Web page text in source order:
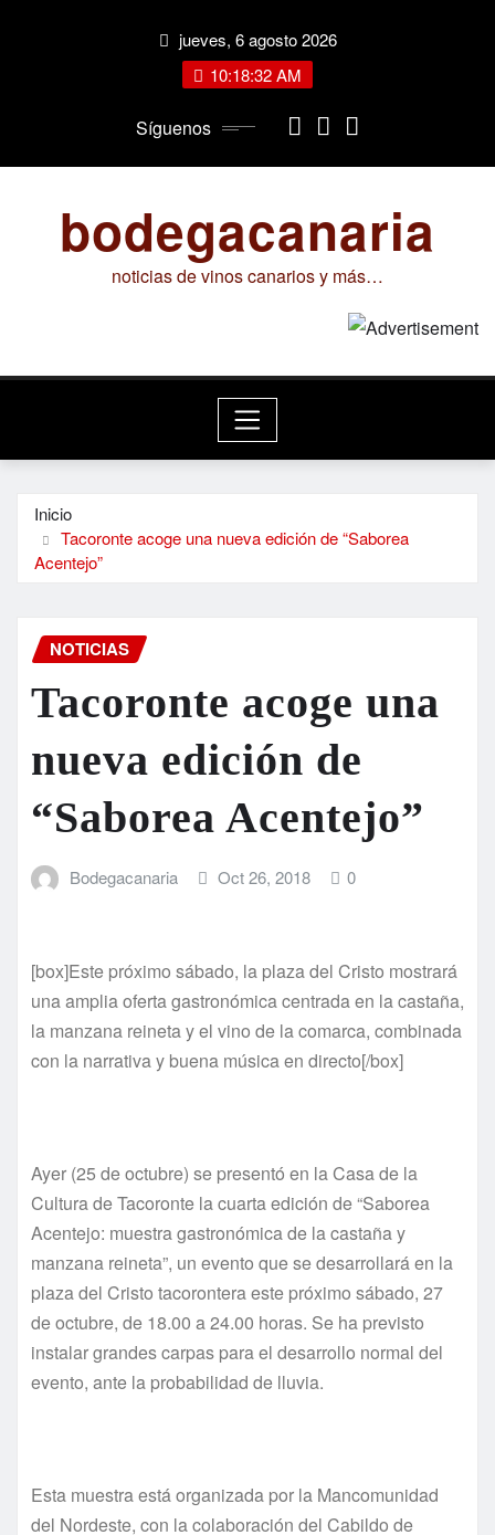
jueves, 6 agosto 2026
10:18:33 AM
Síguenos
bodegacanaria
noticias de vinos canarios y más…
Inicio
Tacoronte acoge una nueva edición de “Saborea
Acentejo”
NOTICIAS
Tacoronte acoge una
nueva edición de
“Saborea Acentejo”
Bodegacanaria Oct 26, 2018 0
[box]Este próximo sábado, la plaza del Cristo mostrará
una amplia oferta gastronómica centrada en la castaña,
la manzana reineta y el vino de la comarca, combinada
con la narrativa y buena música en directo[/box]
Ayer (25 de octubre) se presentó en la Casa de la
Cultura de Tacoronte la cuarta edición de “Saborea
Acentejo: muestra gastronómica de la castaña y
manzana reineta”, un evento que se desarrollará en la
plaza del Cristo tacorontera este próximo sábado, 27
de octubre, de 18.00 a 24.00 horas. Se ha previsto
instalar grandes carpas para el desarrollo normal del
evento, ante la probabilidad de lluvia.
Esta muestra está organizada por la Mancomunidad
del Nordeste, con la colaboración del Cabildo de